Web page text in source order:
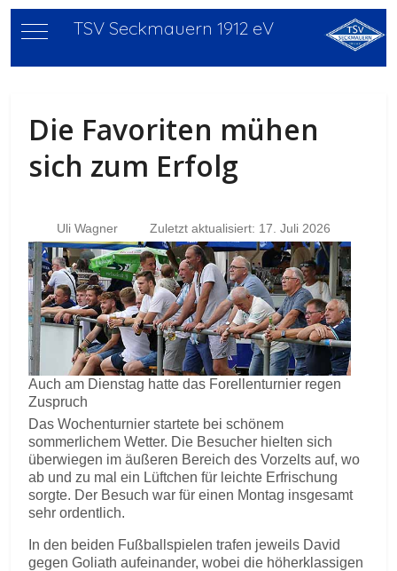
Mobile Menu Toggle
TSV Seckmauern 1912 eV
Die Favoriten mühen
sich zum Erfolg
Uli Wagner Zuletzt aktualisiert: 17. Juli 2026
Auch am Dienstag hatte das Forellenturnier regen
Zuspruch
Das Wochenturnier startete bei schönem
sommerlichem Wetter. Die Besucher hielten sich
überwiegen im äußeren Bereich des Vorzelts auf, wo
ab und zu mal ein Lüftchen für leichte Erfrischung
sorgte. Der Besuch war für einen Montag insgesamt
sehr ordentlich.
In den beiden Fußballspielen trafen jeweils David
gegen Goliath aufeinander, wobei die höherklassigen